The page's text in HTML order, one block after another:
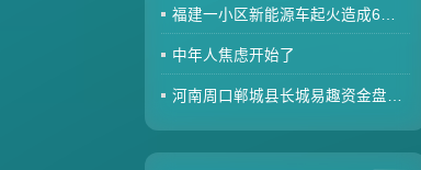
福建一小区新能源车起火造成6车焚毁，损失数百万元，起火车主未购商业险无力赔偿
中年人焦虑开始了
河南周口郸城县长城易趣资金盘暴雷，全国涉案金额达几百亿，拉人提成10%7天4%收益骗局再现，天天反诈还上当终究是贪心作祟